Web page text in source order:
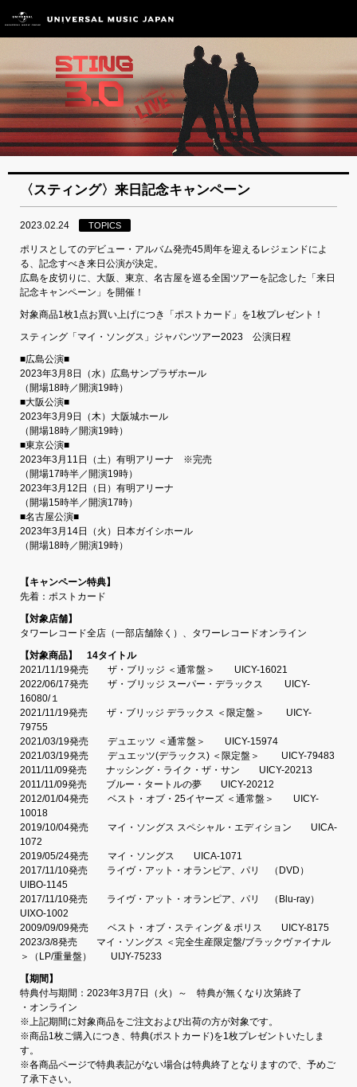
〈スティング〉来日記念キャンペーン
2023.02.24 TOPICS
ポリスとしてのデビュー・アルバム発売45周年を迎えるレジェンドによ
る、記念すべき来日公演が決定。
広島を皮切りに、大阪、東京、名古屋を巡る全国ツアーを記念した「来日
記念キャンペーン」を開催！
対象商品1枚1点お買い上げにつき「ポストカード」を1枚プレゼント！
スティング「マイ・ソングス」ジャパンツアー2023 公演日程
■広島公演■
2023年3月8日（水）広島サンプラザホール
（開場18時／開演19時）
■大阪公演■
2023年3月9日（木）大阪城ホール
（開場18時／開演19時）
■東京公演■
2023年3月11日（土）有明アリーナ ※完売
（開場17時半／開演19時）
2023年3月12日（日）有明アリーナ
（開場15時半／開演17時）
■名古屋公演■
2023年3月14日（火）日本ガイシホール
（開場18時／開演19時）
【キャンペーン特典】
先着：ポストカード
【対象店舗】
タワーレコード全店（一部店舗除く）、タワーレコードオンライン
【対象商品】 14タイトル
2021/11/19発売 ザ・ブリッジ ＜通常盤＞ UICY-16021
2022/06/17発売 ザ・ブリッジ スーパー・デラックス UICY-
16080/１
2021/11/19発売 ザ・ブリッジ デラックス ＜限定盤＞ UICY-
79755
2021/03/19発売 デュエッツ ＜通常盤＞ UICY-15974
2021/03/19発売 デュエッツ(デラックス) ＜限定盤＞ UICY-79483
2011/11/09発売 ナッシング・ライク・ザ・サン UICY-20213
2011/11/09発売 ブルー・タートルの夢 UICY-20212
2012/01/04発売 ベスト・オブ・25イヤーズ ＜通常盤＞ UICY-
10018
2019/10/04発売 マイ・ソングス スペシャル・エディション UICA-
1072
2019/05/24発売 マイ・ソングス UICA-1071
2017/11/10発売 ライヴ・アット・オランピア、パリ （DVD）
UIBO-1145
2017/11/10発売 ライヴ・アット・オランピア、パリ （Blu-ray）
UIXO-1002
2009/09/09発売 ベスト・オブ・スティング & ポリス UICY-8175
2023/3/8発売 マイ・ソングス ＜完全生産限定盤/ブラックヴァイナル
＞（LP/重量盤） UIJY-75233
【期間】
特典付与期間：2023年3月7日（火）～ 特典が無くなり次第終了
・オンライン
※上記期間に対象商品をご注文および出荷の方が対象です。
※商品1枚ご購入につき、特典(ポストカード)を1枚プレゼントいたしま
す。
※各商品ページで特典表記がない場合は特典終了となりますので、予めご
了承下さい。